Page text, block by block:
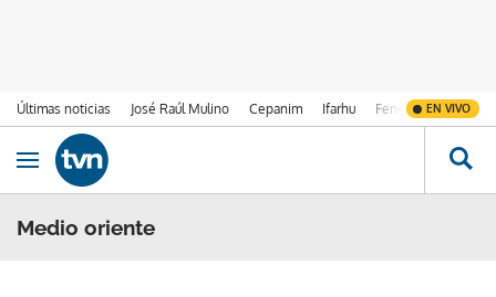
Últimas noticias José Raúl Mulino Cepanim Ifarhu Fenómeno de El
EN VIVO
Ir al contenido
Obrir navegació
Medio oriente